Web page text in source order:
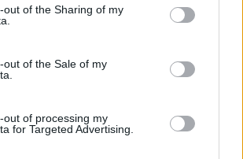
out of the Sharing of my
out of the Sale of my
out of processing my
for Targeted Advertising.
complémentaires
renforcer l’efficacité.
dose adaptée de détergent pour
en profondeur.
le stockage